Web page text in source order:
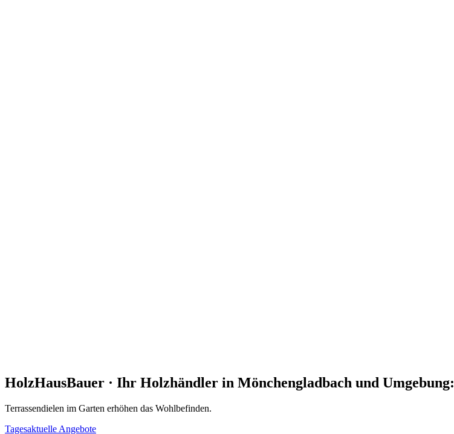
HolzHausBauer · Ihr Holzhändler in Mönchengladbach und Umgebung:
Terrassendielen im Garten erhöhen das Wohlbefinden.
Tagesaktuelle Angebote